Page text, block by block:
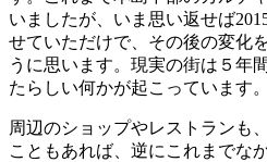
いましたが、いま思い返せば
せていただけで、その後の変化
うに思います。現実の街は５年
たらしい何かが起こっています。
周辺のショップやレストランも
こともあれば、逆にこれまでな